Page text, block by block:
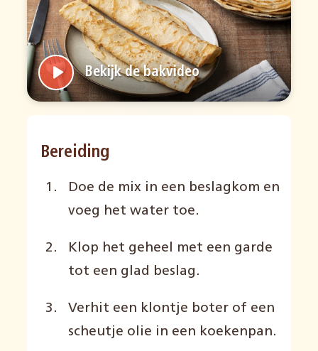
Bekijk de bakvideo
Bereiding
Doe de mix in een beslagkom en
voeg het water toe.
Klop het geheel met een garde
tot een glad beslag.
Verhit een klontje boter of een
scheutje olie in een koekenpan.